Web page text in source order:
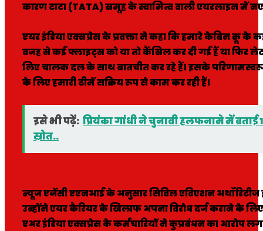
कारण टाटा (TATA) समूह के स्वामित्व वाली एयरलाइन में नए
एयर इंडिया एक्सप्रेस के प्रवक्ता ने कहा कि हमारे केबिन क्रू
वजह से कई फ्लाइट्स को या तो कैंसिल कर दी गई हैं या
लिए चालक दल के साथ बातचीत कर रहे हैं। इसके
के लिए हमारी टीमें सक्रिय रूप से काम कर रही हैं।
इसे भी पढ़ें: प्रियंका गांधी ने चुनावी हलफनामे में
स्रोत..
न्यूज एजेंसी एएनआई के अनुसार सिविल एविएशन
उन्होंने एयर कैरियर के खिलाफ अपना विरोध दर्ज कराने के
एअर इंडिया एक्सप्रेस के कर्मचारियों ने कुप्रबंधन का आरोप